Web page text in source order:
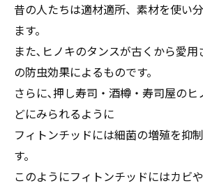
昔の人たちは適材適所、素材を使い
ます。
また､ヒノキのタンスが古くから愛
の防虫効果によるものです。
さらに､押し寿司・酒樽・寿司屋の
どにみられるように
フィトンチッドには細菌の増殖を抑
す。
このようにフィトンチッドにはカビ